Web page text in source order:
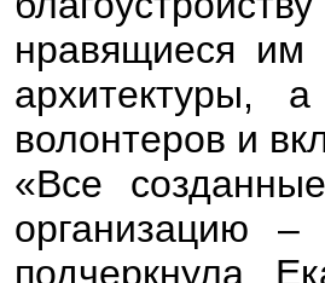
нравящиеся им
архитектуры,
волонтеров и
«Все
организацию –
подчеркнула